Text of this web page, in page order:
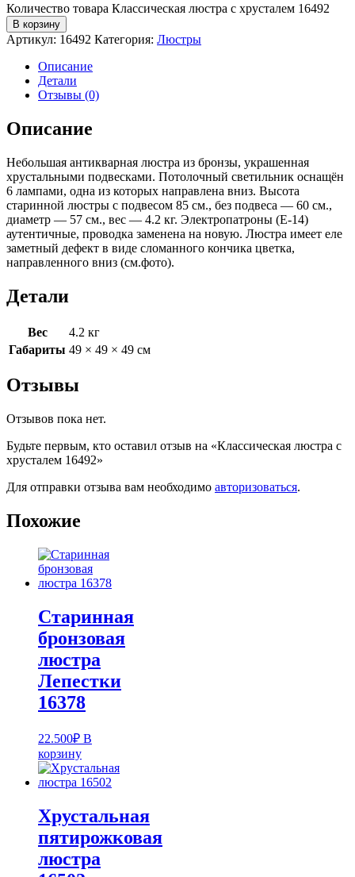
Количество товара Классическая люстра с хрусталем 16492
В корзину
Артикул: 16492 Категория: Люстры
Описание
Детали
Отзывы (0)
Описание
Небольшая антикварная люстра из бронзы, украшенная
хрустальными подвесками. Потолочный светильник оснащён
6 лампами, одна из которых направлена вниз. Высота
старинной люстры с подвесом 85 см., без подвеса — 60 см.,
диаметр — 57 см., вес — 4.2 кг. Электропатроны (Е-14)
аутентичные, проводка заменена на новую. Люстра имеет еле
заметный дефект в виде сломанного кончика цветка,
направленного вниз (см.фото).
Детали
Вес
4.2 кг
Габариты 49 × 49 × 49 см
Отзывы
Отзывов пока нет.
Будьте первым, кто оставил отзыв на «Классическая люстра с
хрусталем 16492»
Для отправки отзыва вам необходимо авторизоваться.
Похожие
Старинная
бронзовая
люстра
Лепестки
16378
22.500₽ В
корзину
Хрустальная
пятирожковая
люстра